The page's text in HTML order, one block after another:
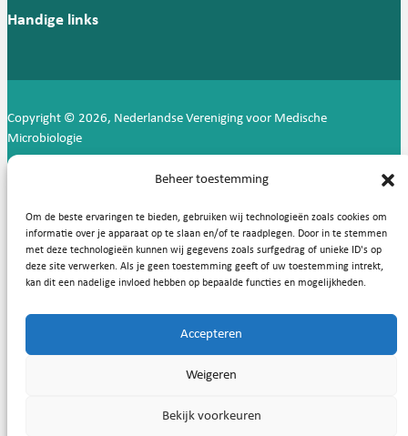
Beheer toestemming
Om de beste ervaringen te bieden, gebruiken wij technologieën zoals cookies om
informatie over je apparaat op te slaan en/of te raadplegen. Door in te stemmen
met deze technologieën kunnen wij gegevens zoals surfgedrag of unieke ID's op
deze site verwerken. Als je geen toestemming geeft of uw toestemming intrekt,
kan dit een nadelige invloed hebben op bepaalde functies en mogelijkheden.
Accepteren
Weigeren
Bekijk voorkeuren
Handige links
Copyright © 2026, Nederlandse Vereniging voor Medische
Microbiologie